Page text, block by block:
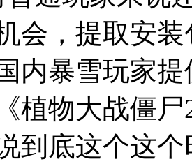
会，提取安
内暴雪玩家
植物大战僵
到底这个这